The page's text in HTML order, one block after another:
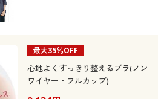
最大35％OFF
心地よくすっきり整えるブラ(ノン
ワイヤー・フルカップ)